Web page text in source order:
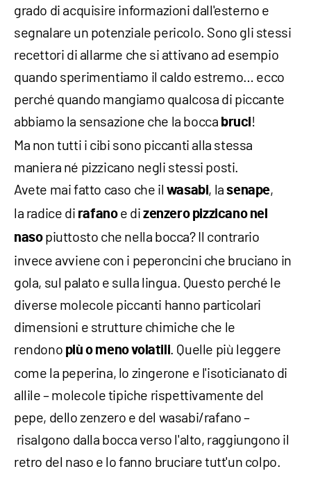
grado di acquisire informazioni dall'esterno e
segnalare un potenziale pericolo. Sono gli stessi
recettori di allarme che si attivano ad esempio
quando sperimentiamo il caldo estremo… ecco
perché quando mangiamo qualcosa di piccante
abbiamo la sensazione che la bocca bruci!
Ma non tutti i cibi sono piccanti alla stessa
maniera né pizzicano negli stessi posti.
Avete mai fatto caso che il wasabi, lasenape,
la radice di rafanoe dizenzero pizzicano nel
nasopiuttosto che nella bocca? Il contrario
invece avviene con i peperoncini che bruciano in
gola, sul palato e sulla lingua. Questo perché le
diverse molecole piccanti hanno particolari
dimensioni e strutture chimiche che le
rendono più o meno volatili. Quelle più leggere
come la peperina, lo zingerone e l'isoticianato di
allile – molecole tipiche rispettivamente del
pepe, dello zenzero e del wasabi/rafano –
risalgono dalla bocca verso l'alto, raggiungono il
retro del naso e lo fanno bruciare tutt'un colpo.